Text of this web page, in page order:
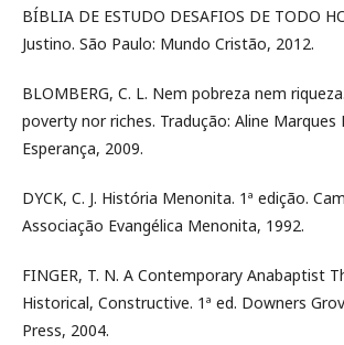
BÍBLIA DE ESTUDO DESAFIOS DE TODO
Justino. São Paulo: Mundo Cristão, 2012.
BLOMBERG, C. L. Nem pobreza nem
poverty nor riches. Tradução: Aline Marques
Esperança, 2009.
DYCK, C. J. História Menonita. 1ª edição.
Associação Evangélica Menonita, 1992.
FINGER, T. N. A Contemporary Anabaptist
Historical, Constructive. 1ª ed. Downers
Press, 2004.